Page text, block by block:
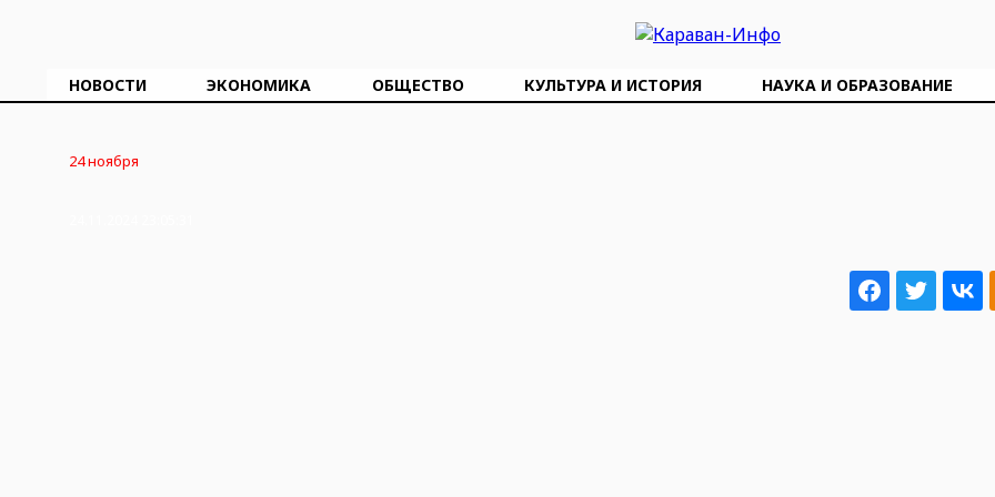
НОВОСТИ ЭКОНОМИКА ОБЩЕСТВО КУЛЬТУРА И ИСТОРИЯ НАУКА И ОБРАЗОВАНИЕ
24 ноября